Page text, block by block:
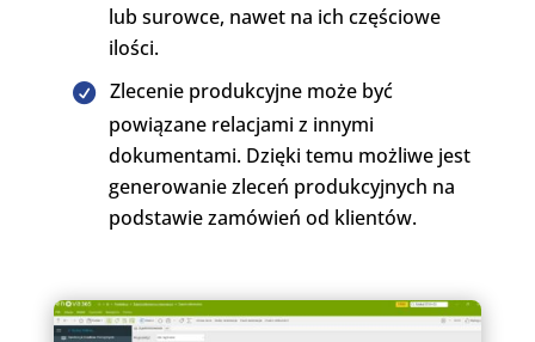
lub surowce, nawet na ich częściowe
ilości.
Zlecenie produkcyjne może być
powiązane relacjami z innymi
dokumentami. Dzięki temu możliwe jest
generowanie zleceń produkcyjnych na
podstawie zamówień od klientów.